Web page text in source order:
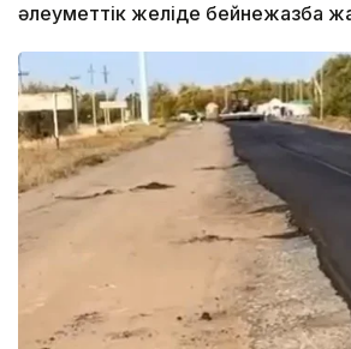
әлеуметтік желіде бейнежазба